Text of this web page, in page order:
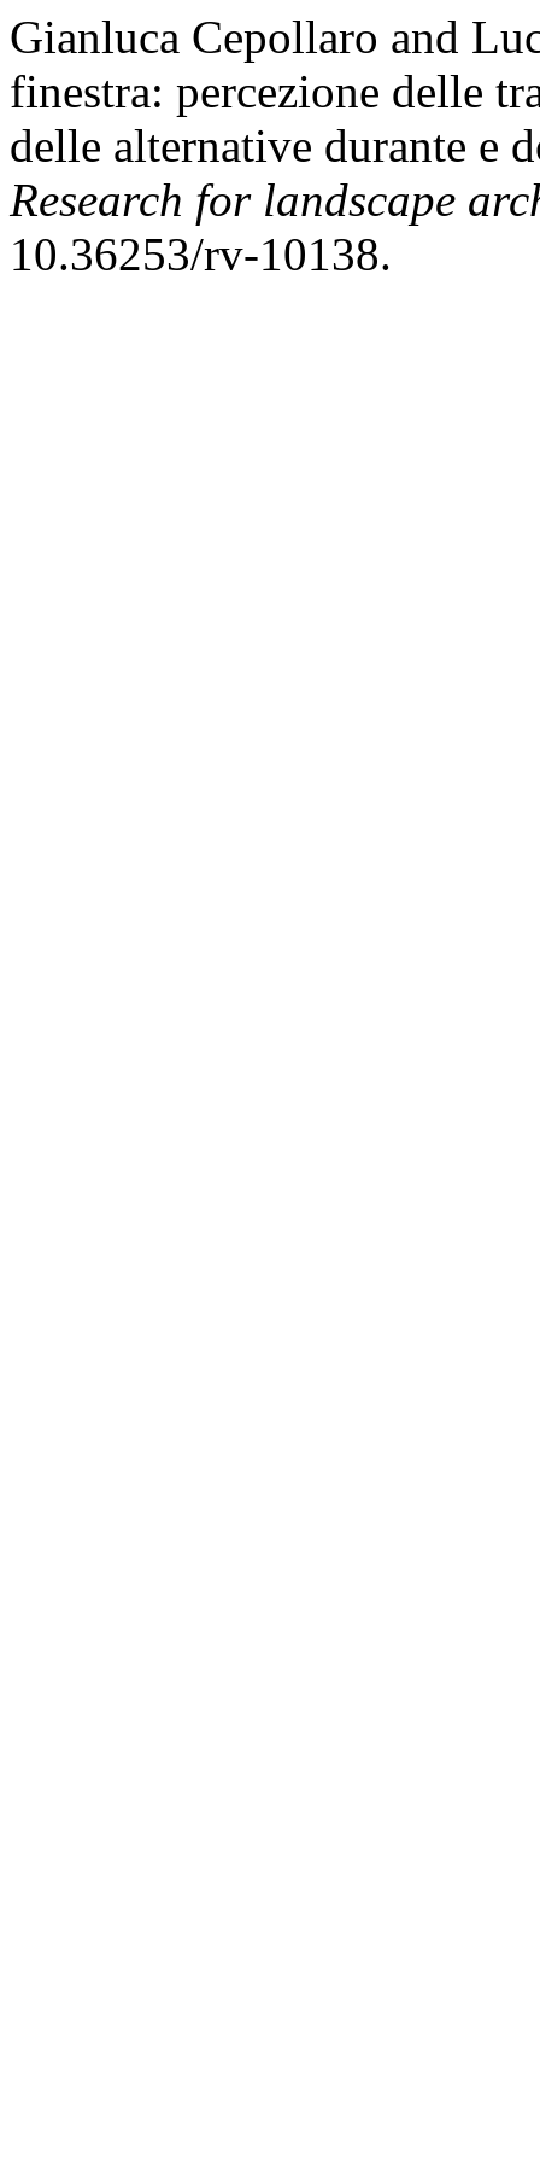
Gianluca Cepollaro and
finestra: percezione delle
delle alternative durante e
Research for landscape
10.36253/rv-10138.